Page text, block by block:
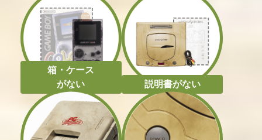
下天の華 with 夢
灯り 愛蔵版 [通
常版]
買取価格
800
朧村正（再販
版）
買取価格
771
朧村正
買取価格
765
添いカノ ぎゅっ
と抱きしめて
限界凸旗 セブン
パイレーツ 限定
版
特殊報道部
箱・ケース
がない
説明書がない